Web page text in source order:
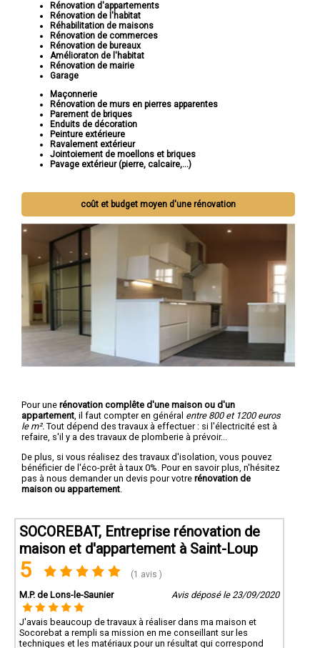
Rénovation d'appartements
Rénovation de l'habitat
Réhabilitation de maisons
Rénovation de commerces
Rénovation de bureaux
Amélioraton de l'habitat
Rénovation de mairie
Garage
Maçonnerie
Rénovation de murs en pierres apparentes
Parement de briques
Enduits de décoration
Peinture extérieure
Ravalement extérieur
Jointoiement de moellons et briques
Pavage extérieur (pierre, calcaire,...)
coût et budget moyen d'une rénovation
Pour une rénovation complête d'une maison ou d'un
appartement , il faut compter en général entre 800 et 1200 euros
le m². Tout dépend des travaux à effectuer : si l'électricité est à
refaire, s'il y a des travaux de plomberie à prévoir...
De plus, si vous réalisez des travaux d'isolation, vous pouvez
bénéficier de l'éco-prêt à taux 0%. Pour en savoir plus, n'hésitez
pas à nous demander un devis pour votre rénovation de
maison ou appartement
SOCOREBAT, Entreprise rénovation de
maison et d'appartement à Saint-Loup
5 (1 avis )
M.P. de Lons-le-Saunier Avis déposé le 23/09/2020
J'avais beaucoup de travaux à réaliser dans ma maison et
Socorebat a rempli sa mission en me conseillant sur les
techniques et les matériaux pour un résultat qui correspond